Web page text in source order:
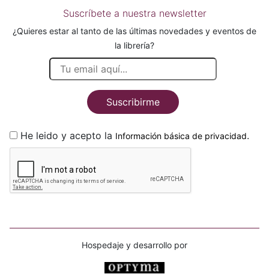
Suscríbete a nuestra newsletter
¿Quieres estar al tanto de las últimas novedades y eventos de
la librería?
Suscribirme
He leido y acepto la Información básica de privacidad.
Hospedaje y desarrollo por